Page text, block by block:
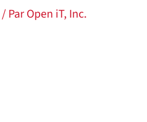
/ ParOpen iT, Inc.